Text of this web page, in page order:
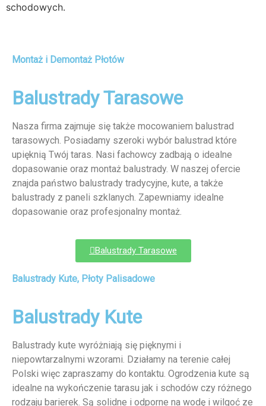
schodowych.
Montaż i Demontaż Płotów
Balustrady Tarasowe
Nasza firma zajmuje się także mocowaniem balustrad
tarasowych. Posiadamy szeroki wybór balustrad które
upięknią Twój taras. Nasi fachowcy zadbają o idealne
dopasowanie oraz montaż balustrady. W naszej ofercie
znajda państwo balustrady tradycyjne, kute, a także
balustrady z paneli szklanych. Zapewniamy idealne
dopasowanie oraz profesjonalny montaż.
Balustrady Tarasowe
Balustrady Kute, Płoty Palisadowe
Balustrady Kute
Balustrady kute wyróżniają się pięknymi i
niepowtarzalnymi wzorami. Działamy na terenie całej
Polski więc zapraszamy do kontaktu. Ogrodzenia kute są
idealne na wykończenie tarasu jak i schodów czy różnego
rodzaju barierek. Są solidne i odporne na wodę i wilgoć ze